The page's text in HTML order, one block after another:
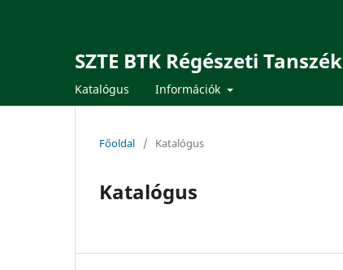
SZTE BTK Régészeti Tanszék
Katalógus Információk
Főoldal / Katalógus
Katalógus